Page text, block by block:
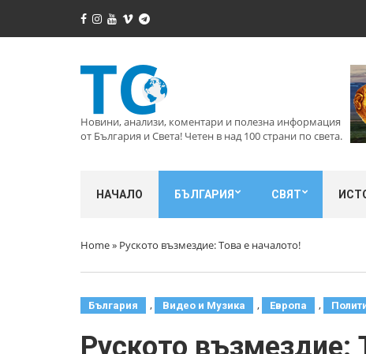
Новини, анализи, коментари и полезна информация
от България и Света! Четен в над 100 страни по света.
НАЧАЛО БЪЛГАРИЯ СВЯТ
Home» Руското възмездие: Това е началото!
България , Видео и Музика , Европа ,
Руското възмездие: